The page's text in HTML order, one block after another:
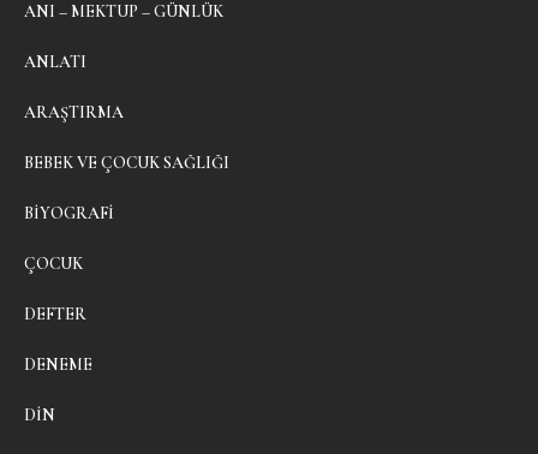
ANI – MEKTUP – GÜNLÜK
ANLATI
ARAŞTIRMA
BEBEK VE ÇOCUK SAĞLIĞI
BIYOGRAFI
ÇOCUK
DEFTER
DENEME
DIN